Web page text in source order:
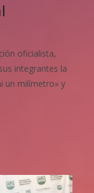
oficialista,
integrantes la
un milímetro» y